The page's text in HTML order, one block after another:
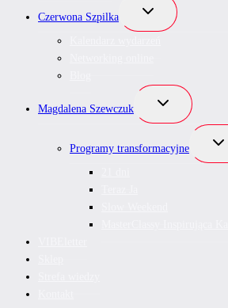
Czerwona Szpilka
Przełącz
podrzędne
Magdalena Szewczuk
Przełącz
podrzędne
Programy transformacyjne